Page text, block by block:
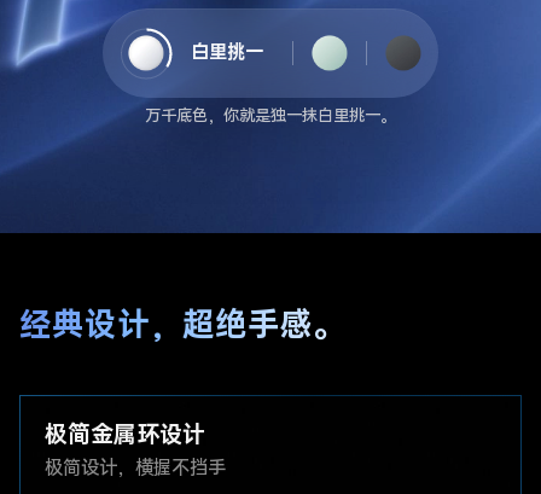
白里挑一 踏青云
万千底色，你就是独一抹白里挑一。
经典设计，超绝手感。
极简金属环设计
极简设计，横握不挡手